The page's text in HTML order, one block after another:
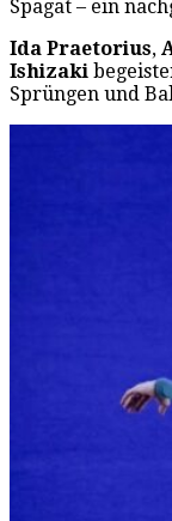
Spagat – ein
Ida Praetorius,
Ishizaki
Sprüngen und